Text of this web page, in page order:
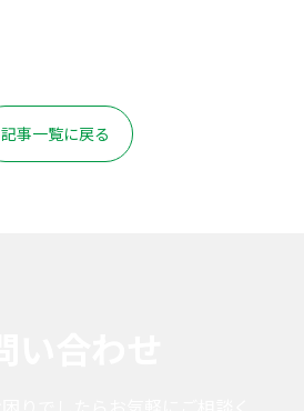
記事一覧に戻る